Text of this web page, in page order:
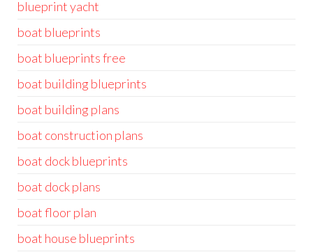
blueprint yacht
boat blueprints
boat blueprints free
boat building blueprints
boat building plans
boat construction plans
boat dock blueprints
boat dock plans
boat floor plan
boat house blueprints